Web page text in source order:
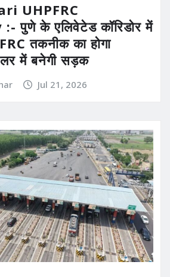
UHPFRC
पुणे के एलिवेटेड कॉरिडोर में
तकनीक का होगा
में बनेगी सड़क
Jul 21, 2026